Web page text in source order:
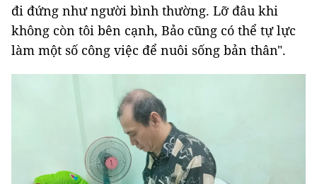
đi đứng như người bình thường. Lỡ đâu khi
không còn tôi bên cạnh, Bảo cũng có thể tự lực
làm một số công việc để nuôi sống bản thân".